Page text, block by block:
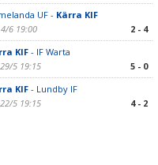
UF - Kärra KIF
6 19:00
2 - 4
KIF- IF Warta
5 19:15
5 - 0
KIF- Lundby IF
5 19:15
4 - 2